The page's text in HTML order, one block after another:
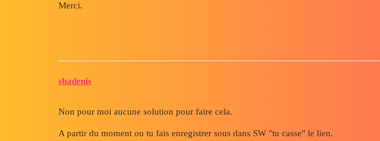
Merci.
sbadenis
Non pour moi aucune solution pour faire cela.
A partir du moment ou tu fais enregistrer sous dans SW "tu casse" le lien.